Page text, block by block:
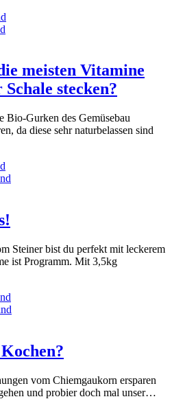
meisten Vitamine
stecken?
Bio-Gurken des Gemüsebau
da diese sehr naturbelassen sind
Steiner bist du perfekt mit leckerem
ist Programm. Mit 3,5kg
vom Chiemgaukorn ersparen
und probier doch mal unser…